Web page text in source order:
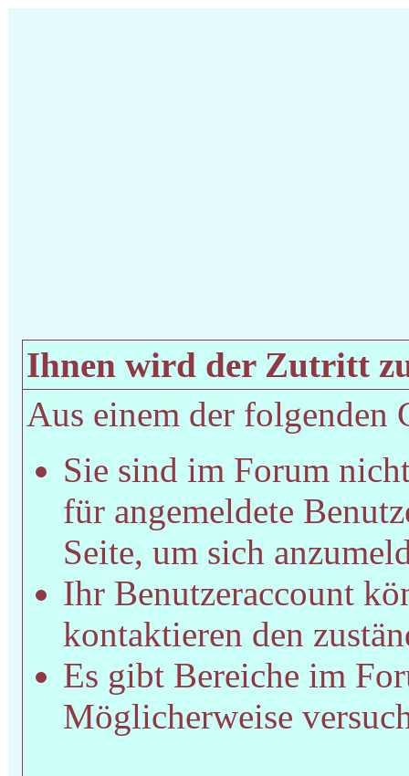
Ihnen wird der Zutritt
Aus einem der folgenden
Sie sind im Forum
für angemeldete
Seite, um sich
Ihr Benutzeraccount
kontaktieren den
Es gibt Bereiche im
Möglicherweise